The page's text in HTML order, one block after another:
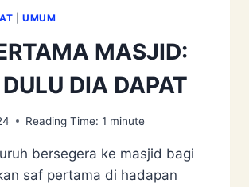
|UMUM
MASJID:
DIA DAPAT
Reading Time: 1 minute
bersegera ke masjid bagi
saf pertama di hadapan